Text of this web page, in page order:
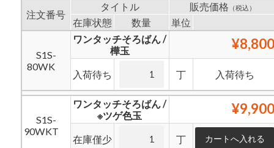
注文番号
タイトル 販売価格 （税込）
在庫状態 数量 単位
S1S-
80WK
ワンタッチそろばん /
樺玉
¥8,800
入荷待ち 丁 入荷待ち
S1S-
90WKT
ワンタッチそろばん /
※ツゲ色玉
¥9,900
在庫僅少 丁